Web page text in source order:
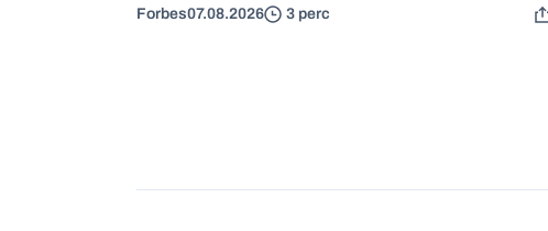
Forbes07.08.2026 3 perc